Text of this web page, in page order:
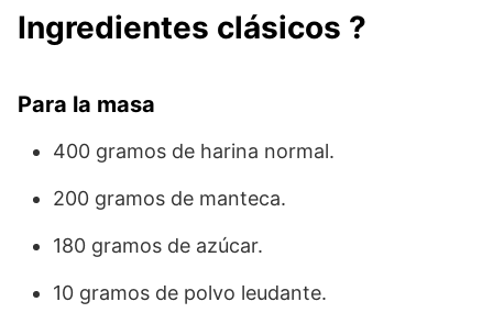
Ingredientes clásicos ?
Para la masa
400 gramos de harina normal.
200 gramos de manteca.
180 gramos de azúcar.
10 gramos de polvo leudante.